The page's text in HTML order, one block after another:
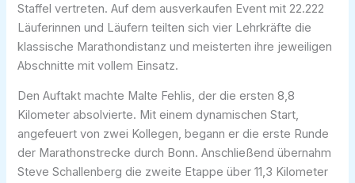
Staffel vertreten. Auf dem ausverkaufen Event mit 22.222
Läuferinnen und Läufern teilten sich vier Lehrkräfte die
klassische Marathondistanz und meisterten ihre jeweiligen
Abschnitte mit vollem Einsatz.
Den Auftakt machte Malte Fehlis, der die ersten 8,8
Kilometer absolvierte. Mit einem dynamischen Start,
angefeuert von zwei Kollegen, begann er die erste Runde
der Marathonstrecke durch Bonn. Anschließend übernahm
Steve Schallenberg die zweite Etappe über 11,3 Kilometer